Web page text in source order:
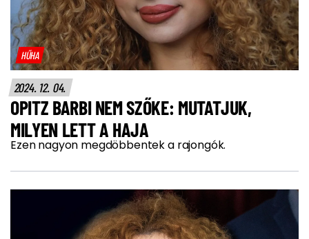
HŰHA
2024. 12. 04.
OPITZ BARBI NEM SZŐKE: MUTATJUK,
MILYEN LETT A HAJA
Ezen nagyon megdöbbentek a rajongók.